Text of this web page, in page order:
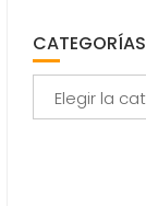
CATEGORÍAS